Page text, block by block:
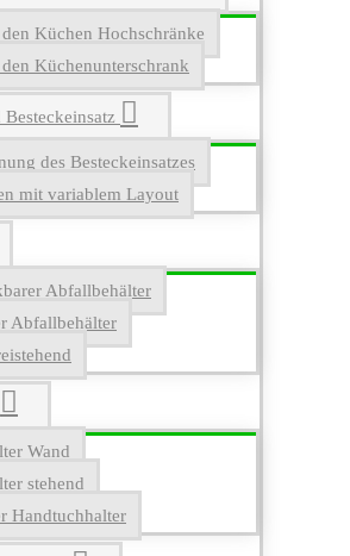
Küchen Hochschränke
Küchenunterschrank
des Besteckeinsatzes
mit variablem Layout
Abfallbehälter
Abfallbehälter
Wand
stehend
Handtuchhalter